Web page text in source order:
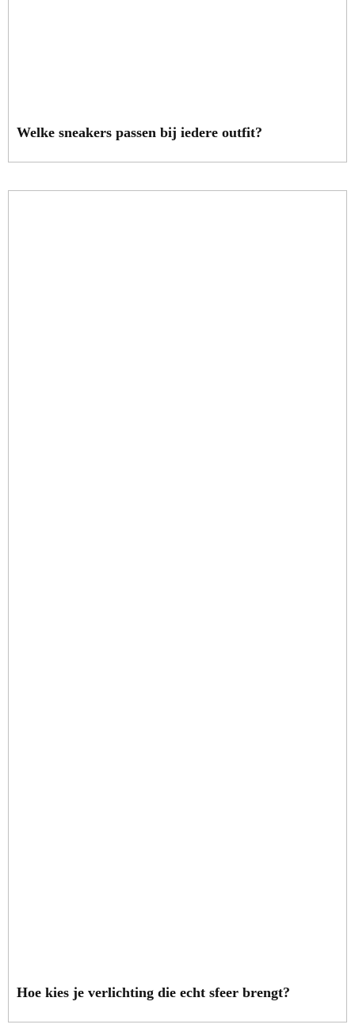
Welke sneakers passen bij iedere outfit?
Hoe kies je verlichting die echt sfeer brengt?